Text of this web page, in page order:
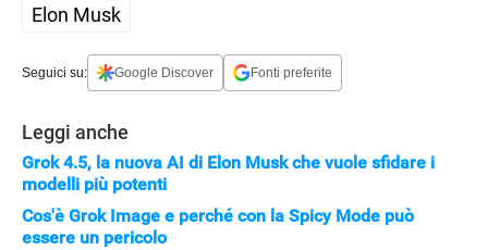
Elon Musk
Seguici su: Google Discover Fonti preferite
Leggi anche
Grok 4.5, la nuova AI di Elon Musk che vuole sfidare i
modelli più potenti
Cos'è Grok Image e perché con la Spicy Mode può
essere un pericolo